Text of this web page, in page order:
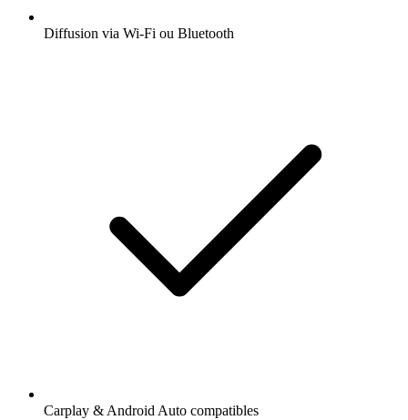
Diffusion via Wi-Fi ou Bluetooth
Carplay & Android Auto compatibles